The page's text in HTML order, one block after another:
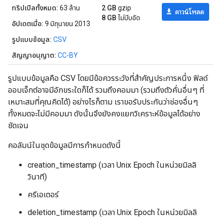
ทริปเปิลทั้งหมด: 63 ล้าน
อัปเดตเมื่อ: 9 มิถุนายน 2013
รูปแบบข้อมูล: CSV
สัญญาอนุญาต: CC-BY
2 GB gzip
8 GB ไม่บีบอัด
ดาวน์โหลด
รูปแบบข้อมูลคือ CSV โดยมีข้อควรระวังที่สำคัญประการหนึ่ง ฟิลด์
ออบเจ็กต์อาจมีอักขระใดก็ได้ รวมถึงคอมมา (รวมถึงตัวคั่นอื่นๆ ที่
เหมาะสมที่คุณคิดได้) อย่างไรก็ตาม เราขอรับประกันว่าช่องอื่นๆ
ทั้งหมดจะไม่มีคอมมา ดังนั้นจึงยังคงแยกวิเคราะห์ข้อมูลได้อย่าง
ชัดเจน
คอลัมน์ในชุดข้อมูลมีการกำหนดดังนี้
creation_timestamp (เวลา Unix Epoch ในหน่วยมิลลิ
วินาที)
ครีเอเตอร์
deletion_timestamp (เวลา Unix Epoch ในหน่วยมิลลิ